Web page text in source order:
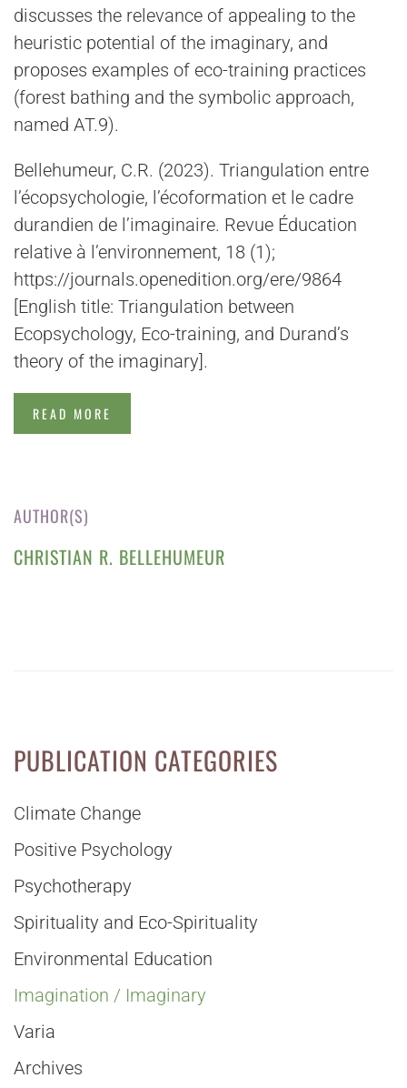
discusses the relevance of appealing to the
heuristic potential of the imaginary, and
proposes examples of eco-training practices
(forest bathing and the symbolic approach,
named AT.9).
Bellehumeur, C.R. (2023). Triangulation entre
l’écopsychologie, l’écoformation et le cadre
durandien de l’imaginaire. Revue Éducation
relative à l’environnement, 18 (1);
https://journals.openedition.org/ere/9864
[English title: Triangulation between
Ecopsychology, Eco-training, and Durand’s
theory of the imaginary].
READ MORE
AUTHOR(S)
CHRISTIAN R. BELLEHUMEUR
PUBLICATION CATEGORIES
Climate Change
Positive Psychology
Psychotherapy
Spirituality and Eco-Spirituality
Environmental Education
Imagination / Imaginary
Varia
Archives